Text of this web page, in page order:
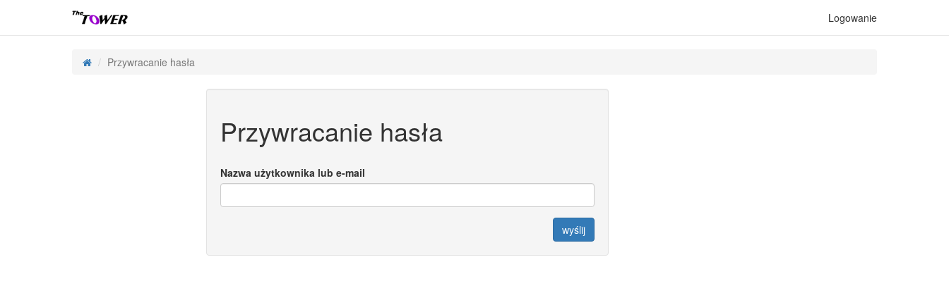
Logowanie
Przywracanie hasła
Przywracanie hasła
Nazwa użytkownika lub e-mail
wyślij